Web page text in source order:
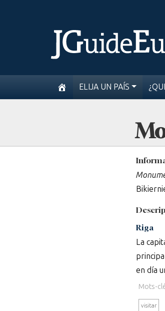
ELIJA UN PAÍS
Riga
La
en día
Mots-
visitar